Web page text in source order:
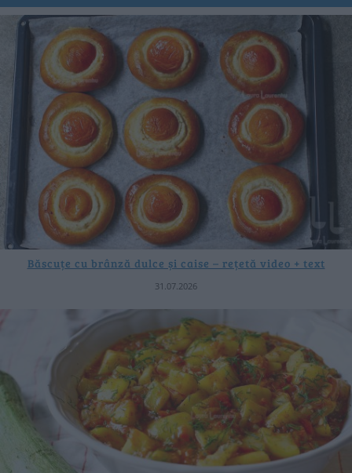
Băscuțe cu brânză dulce și caise – rețetă video + text
31.07.2026